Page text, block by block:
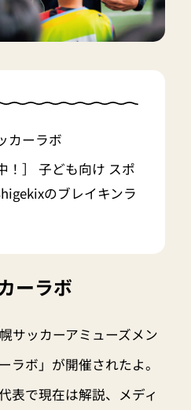
カーラボ
！］ 子ども向け スポ
のブレイキンラ
ーラボ
サッカーアミューズメン
ラボ」が開催されたよ。
表で現在は解説、メディ